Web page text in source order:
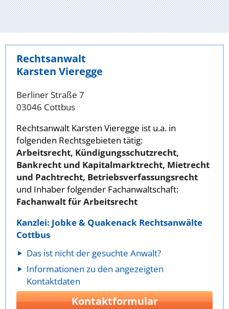
Rechtsanwalt
Karsten Vieregge
Berliner Straße 7
03046 Cottbus
Rechtsanwalt Karsten Vieregge ist u.a. in
folgenden Rechtsgebieten tätig:
Arbeitsrecht, Kündigungsschutzrecht,
Bankrecht und Kapitalmarktrecht, Mietrecht
und Pachtrecht, Betriebsverfassungsrecht
und Inhaber folgender Fachanwaltschaft:
Fachanwalt für Arbeitsrecht
Kanzlei: Jobke & Quakenack Rechtsanwälte
Cottbus
Das ist nicht der gesuchte Anwalt?
Informationen zu den angezeigten
Kontaktdaten
Kontaktformular